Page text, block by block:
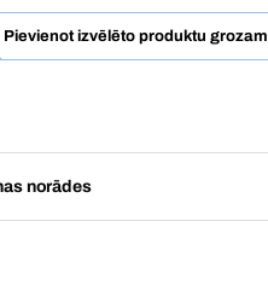
Pievienot izvēlēto produktu grozam
norādes